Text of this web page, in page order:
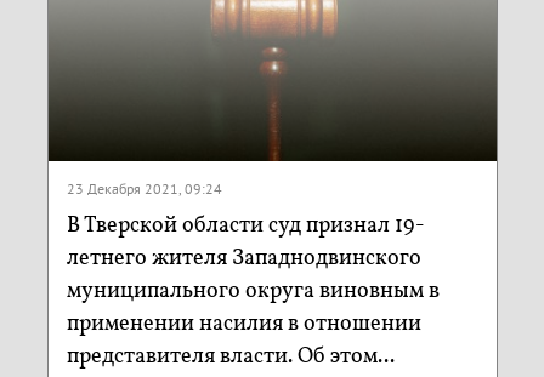
23 Декабря 2021, 09:24
В Тверской области суд признал 19-
летнего жителя Западнодвинского
муниципального округа виновным в
применении насилия в отношении
представителя власти. Об этом...